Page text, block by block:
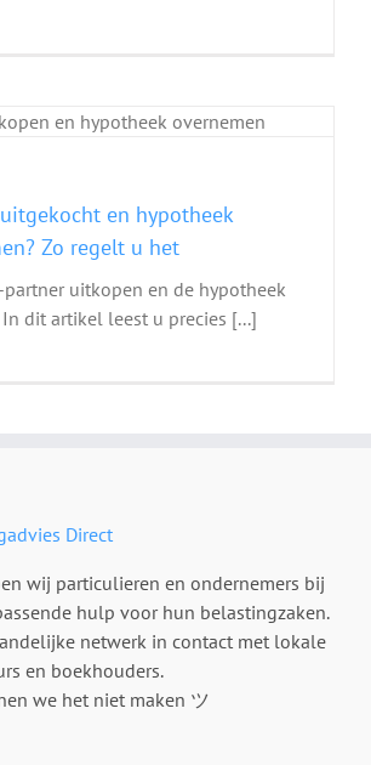
en hypotheek
Zo regelt u het
uitkopen en de hypotheek
dit artikel leest u precies [...]
wij particulieren en ondernemers bij
hulp voor hun belastingzaken.
netwerk in contact met lokale
en boekhouders.
we het niet maken ツ